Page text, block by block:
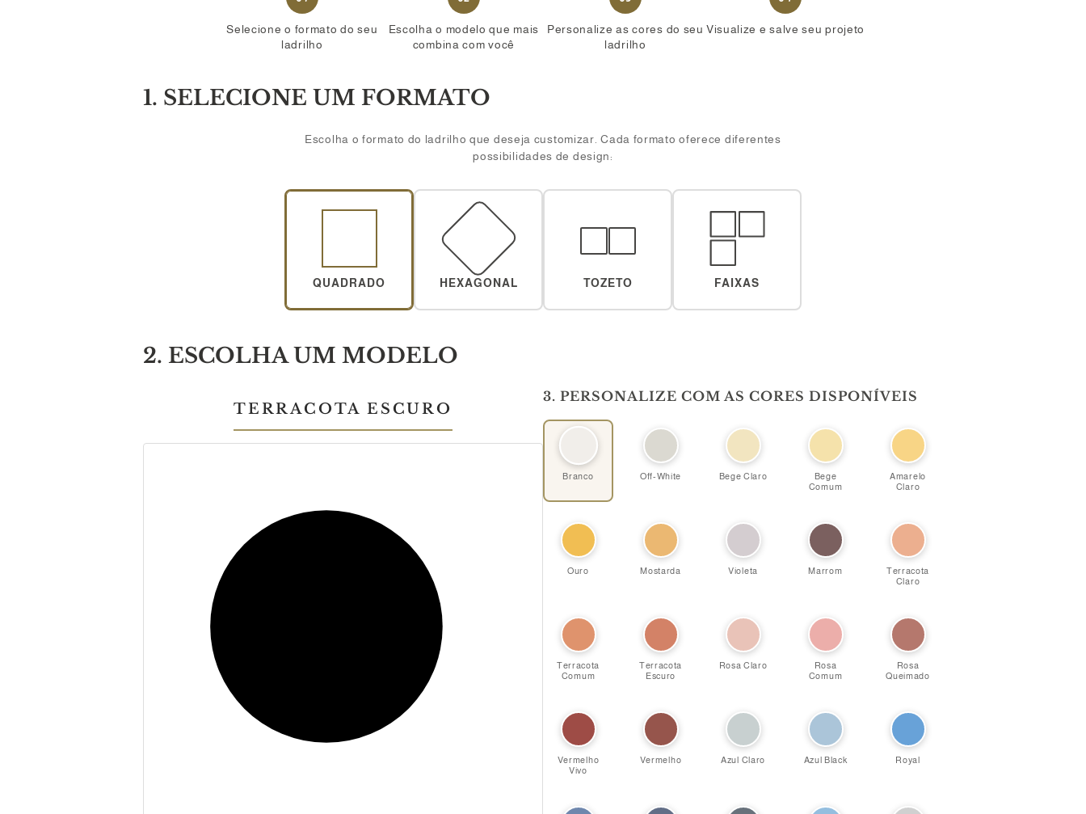
Selecione o formato do seu
ladrilho
Escolha o modelo que mais
combina com você
Personalize as cores do seu
ladrilho
Visualize e salve seu projeto
1. SELECIONE UM FORMATO
Escolha o formato do ladrilho que deseja customizar. Cada formato oferece diferentes
possibilidades de design:
QUADRADO HEXAGONAL TOZETO FAIXAS
2. ESCOLHA UM MODELO
TERRACOTA ESCURO
3. PERSONALIZE COM AS CORES DISPONÍVEIS
Branco Off-White Bege Claro
Bege
Comum
Amarelo
Claro
Ouro Mostarda Violeta Marrom
Terracota
Claro
Terracota
Comum
Terracota
Escuro
Rosa Claro
Rosa
Comum
Rosa
Queimado
Vermelho
Vivo
Vermelho Azul Claro Azul Black Royal